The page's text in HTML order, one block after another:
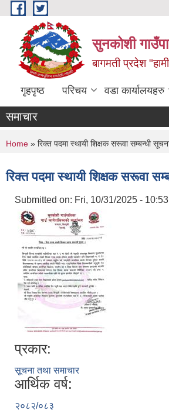
Skip to main content
सुनकोशी
बागमती प्रदेश
गृहपृष्ठ परिचय वडा कार्यालयहरु
समाचार
You are here
Home » रिक्त पदमा स्थायी शिक्षक सरूवा सम्बन्धी
रिक्त पदमा स्थायी शिक्षक सरूवा
Submitted on: Fri, 10/31/2025 - 10:53
प्रकार:
सूचना तथा समाचार
आर्थिक वर्ष:
२०८२/०८३